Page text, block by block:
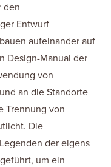
den
Entwurf
aufeinander auf
Design-Manual der
von
an die Standorte
Trennung von
Die
der eigens
um ein